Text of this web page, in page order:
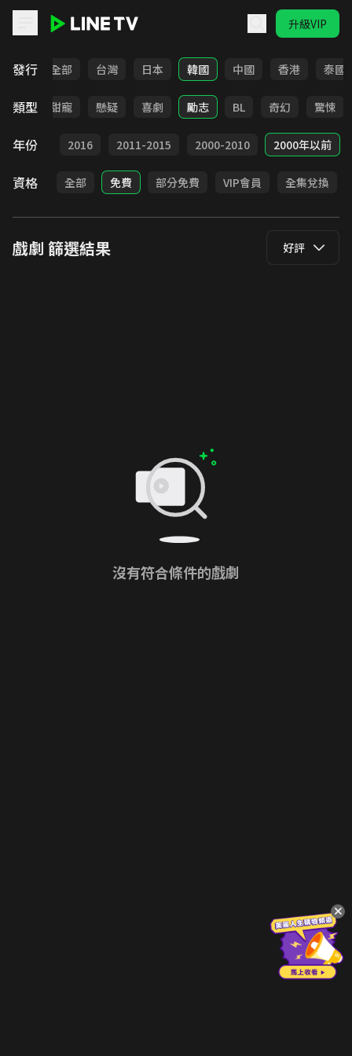
升級VIP
發行 全部 台灣 日本 韓國 中國 香港 泰國
類型
改編 甜寵 懸疑 喜劇 勵志 BL 奇幻 驚悚
年份
2017 2016 2011-2015 2000-2010 2000年以前
資格 全部 免費 部分免費 VIP會員 全集兌換
戲劇 篩選結果 好評
沒有符合條件的戲劇